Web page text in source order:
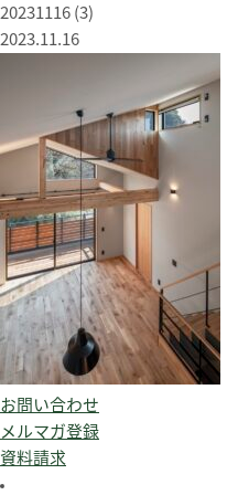
20231116 (3)
2023.11.16
お問い合わせ
メルマガ登録
資料請求